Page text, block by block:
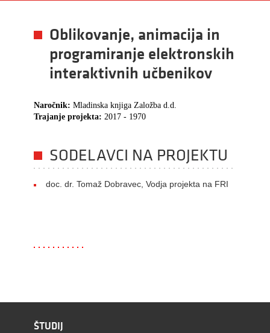
Oblikovanje, animacija in
programiranje elektronskih
interaktivnih učbenikov
Naročnik: Mladinska knjiga Založba d.d.
Trajanje projekta: 2017 - 1970
SODELAVCI NA PROJEKTU
doc. dr. Tomaž Dobravec, Vodja projekta na FRI
ŠTUDIJ